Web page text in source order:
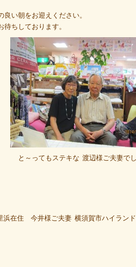
良い朝をお迎えください。
待ちしております。
もステキな 渡辺様ご夫妻で
浜在住 今井様ご夫妻 横須賀市ハイラン